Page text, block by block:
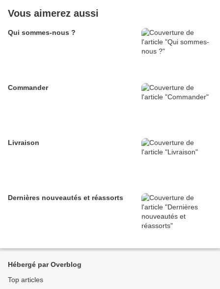
Vous aimerez aussi
Qui sommes-nous ?
Commander
Livraison
Dernières nouveautés et réassorts
Hébergé par Overblog
Top articles